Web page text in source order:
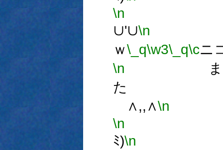
\n
∪'∪\n
ｗ\_q\w3\_q\cニ
\n また見
た
∧,,∧\n
\n
ﾐ)\n